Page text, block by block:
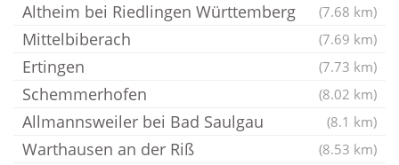
Altheim bei Riedlingen Württemberg (7.68 km)
Mittelbiberach (7.69 km)
Ertingen (7.73 km)
Schemmerhofen (8.02 km)
Allmannsweiler bei Bad Saulgau (8.1 km)
Warthausen an der Riß (8.53 km)